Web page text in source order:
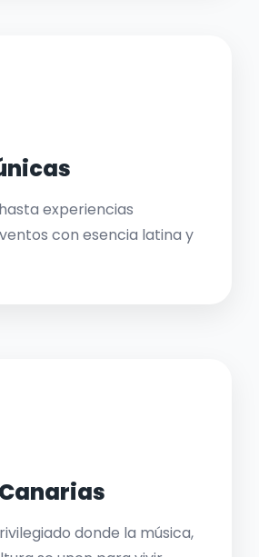
experiencias
con esencia latina y
donde la música,